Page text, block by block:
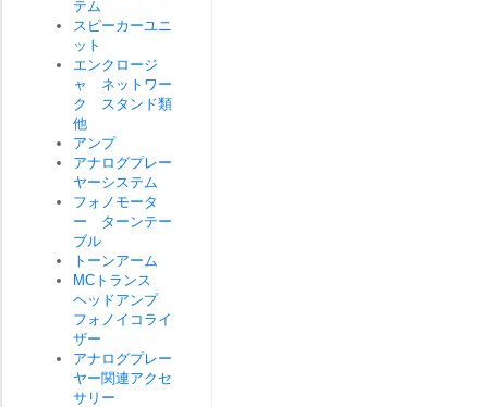
テム
スピーカーユニ
ット
エンクロージ
ャ ネットワー
ク スタンド類
他
アンプ
アナログプレー
ヤーシステム
フォノモータ
ー ターンテー
ブル
トーンアーム
MCトランス
ヘッドアンプ
フォノイコライ
ザー
アナログプレー
ヤー関連アクセ
サリー